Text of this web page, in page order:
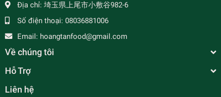
Địa chỉ: 埼玉県上尾市小敷谷982-6
Số điện thoại: 08036881006
Email: hoangtanfood@gmail.com
Về chúng tôi
Hỗ Trợ
Liên hệ